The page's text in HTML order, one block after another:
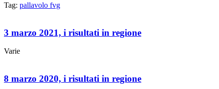
Tag: pallavolo fvg
3 marzo 2021, i risultati in regione
Varie
8 marzo 2020, i risultati in regione